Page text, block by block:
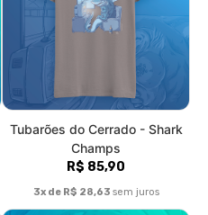
Tubarões do Cerrado - Jaws
(regata)
sem juros